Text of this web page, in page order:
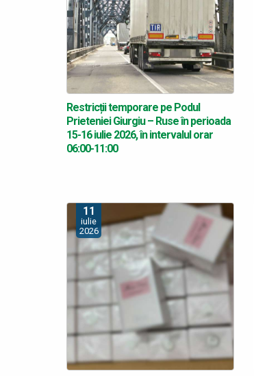
Restricții temporare pe Podul
Prieteniei Giurgiu – Ruse în perioada
15-16 iulie 2026, în intervalul orar
06:00-11:00
11
iulie
2026